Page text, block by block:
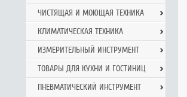
ЧИСТЯЩАЯ И МОЮЩАЯ ТЕХНИКА
КЛИМАТИЧЕСКАЯ ТЕХНИКА
ИЗМЕРИТЕЛЬНЫЙ ИНСТРУМЕНТ
ТОВАРЫ ДЛЯ КУХНИ И ГОСТИНИЦ
ПНЕВМАТИЧЕСКИЙ ИНСТРУМЕНТ